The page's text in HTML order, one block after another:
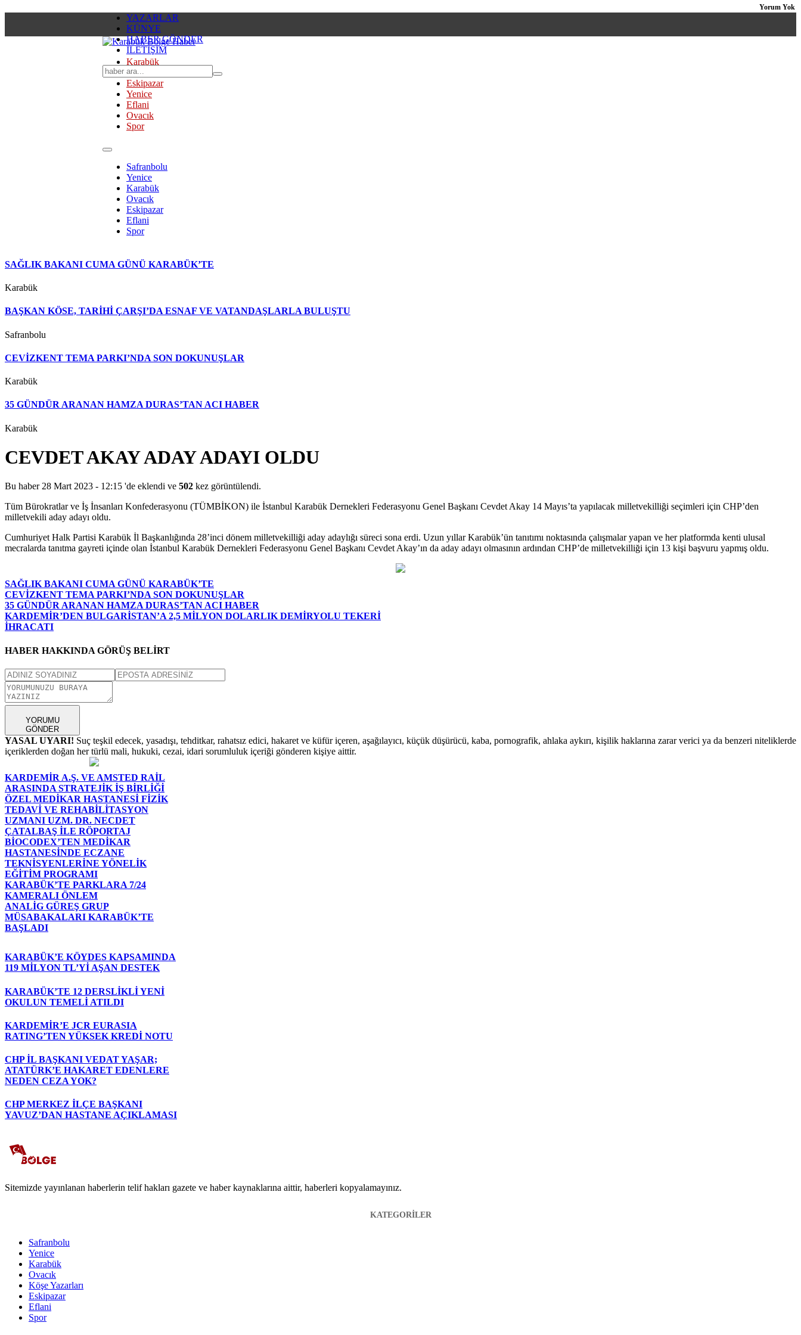
YAZARLAR
KÜNYE
HABER GÖNDER
İLETİŞİM
Karabük
Safranbolu
Eskipazar
Yenice
Eflani
Ovacık
Spor
Safranbolu
Yenice
Karabük
Ovacık
Eskipazar
Eflani
Spor
SAĞLIK BAKANI CUMA GÜNÜ KARABÜK’TE
Karabük
BAŞKAN KÖSE, TARİHİ ÇARŞI’DA ESNAF VE VATANDAŞLARLA BULUŞTU
Safranbolu
CEVİZKENT TEMA PARKI’NDA SON DOKUNUŞLAR
Karabük
35 GÜNDÜR ARANAN HAMZA DURAS’TAN ACI HABER
Karabük
CEVDET AKAY ADAY ADAYI OLDU
Bu haber 28 Mart 2023 - 12:15 'de eklendi ve 502 kez görüntülendi.
Tüm Bürokratlar ve İş İnsanları Konfederasyonu (TÜMBİKON) ile İstanbul Karabük Dernekleri Federasyonu Genel Başkanı Cevdet Akay 14 Mayıs’ta yapılacak milletvekilliği seçimleri için CHP’den
milletvekili aday adayı oldu.
Cumhuriyet Halk Partisi Karabük İl Başkanlığında 28’inci dönem milletvekilliği aday adaylığı süreci sona erdi. Uzun yıllar Karabük’ün tanıtımı noktasında çalışmalar yapan ve her platformda kenti ulusal
mecralarda tanıtma gayreti içinde olan İstanbul Karabük Dernekleri Federasyonu Genel Başkanı Cevdet Akay’ın da aday adayı olmasının ardından CHP’de milletvekilliği için 13 kişi başvuru yapmış oldu.
SAĞLIK BAKANI CUMA GÜNÜ KARABÜK’TE
CEVİZKENT TEMA PARKI’NDA SON DOKUNUŞLAR
35 GÜNDÜR ARANAN HAMZA DURAS’TAN ACI HABER
KARDEMİR’DEN BULGARİSTAN’A 2,5 MİLYON DOLARLIK DEMİRYOLU TEKERİ
İHRACATI
HABER HAKKINDA GÖRÜŞ BELİRT
Yorum Yok
YORUMU
GÖNDER
YASAL UYARI! Suç teşkil edecek, yasadışı, tehditkar, rahatsız edici, hakaret ve küfür içeren, aşağılayıcı, küçük düşürücü, kaba, pornografik, ahlaka aykırı, kişilik haklarına zarar verici ya da benzeri niteliklerde
içeriklerden doğan her türlü mali, hukuki, cezai, idari sorumluluk içeriği gönderen kişiye aittir.
KARDEMİR A.Ş. VE AMSTED RAİL
ARASINDA STRATEJİK İŞ BİRLİĞİ
ÖZEL MEDİKAR HASTANESİ FİZİK
TEDAVİ VE REHABİLİTASYON
UZMANI UZM. DR. NECDET
ÇATALBAŞ İLE RÖPORTAJ
BİOCODEX’TEN MEDİKAR
HASTANESİNDE ECZANE
TEKNİSYENLERİNE YÖNELİK
EĞİTİM PROGRAMI
KARABÜK’TE PARKLARA 7/24
KAMERALI ÖNLEM
ANALİG GÜREŞ GRUP
MÜSABAKALARI KARABÜK’TE
BAŞLADI
KARABÜK’E KÖYDES KAPSAMINDA
119 MİLYON TL’Yİ AŞAN DESTEK
KARABÜK’TE 12 DERSLİKLİ YENİ
OKULUN TEMELİ ATILDI
KARDEMİR’E JCR EURASIA
RATING’TEN YÜKSEK KREDİ NOTU
CHP İL BAŞKANI VEDAT YAŞAR;
ATATÜRK’E HAKARET EDENLERE
NEDEN CEZA YOK?
CHP MERKEZ İLÇE BAŞKANI
YAVUZ’DAN HASTANE AÇIKLAMASI
Sitemizde yayınlanan haberlerin telif hakları gazete ve haber kaynaklarına aittir, haberleri kopyalamayınız.
KATEGORİLER
Safranbolu
Yenice
Karabük
Ovacık
Köşe Yazarları
Eskipazar
Eflani
Spor